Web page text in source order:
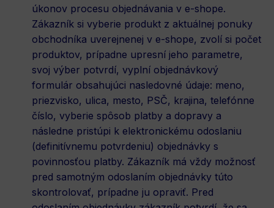
úkonov procesu objednávania v e-shope.
Zákazník si vyberie produkt z aktuálnej ponuky
obchodníka uverejnenej v e-shope, zvolí si počet
produktov, prípadne upresní jeho parametre,
svoj výber potvrdí, vyplní objednávkový
formulár obsahujúci nasledovné údaje: meno,
priezvisko, ulica, mesto, PSČ, krajina, telefónne
číslo, vyberie spôsob platby a dopravy a
následne pristúpi k elektronickému odoslaniu
(definitívnemu potvrdeniu) objednávky s
povinnosťou platby. Zákazník má vždy možnosť
pred samotným odoslaním objednávky túto
skontrolovať, prípadne ju opraviť. Pred